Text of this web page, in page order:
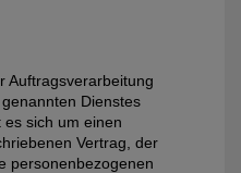
Auftragsverarbeitung
Dienstes
sich um einen
Vertrag, der
personenbezogenen